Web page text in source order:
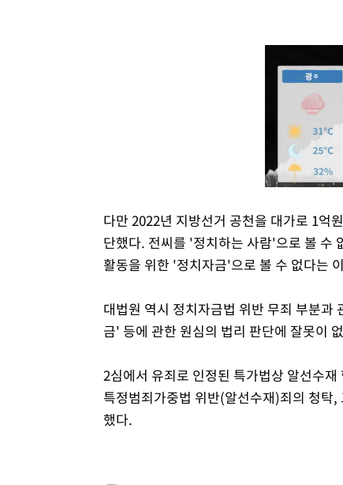
다만 2022년 지방선거 공천을 대가로 1억
단했다. 전씨를 '정치하는 사람'으로 볼 수
활동을 위한 '정치자금'으로 볼 수 없다는
대법원 역시 정치자금법 위반 무죄 부분
금' 등에 관한 원심의 법리 판단에 잘못이
2심에서 유죄로 인정된 특가법상 알선수
특정범죄가중법 위반(알선수재)죄의 청탁
했다.